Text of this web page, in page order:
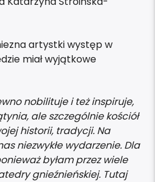
artystki występ w
miał wyjątkowe
nobilituje i też inspiruje,
ale szczególnie kościół
historii, tradycji. Na
niezwykłe wydarzenie. Dla
byłam przez wiele
gnieźnieńskiej. Tutaj